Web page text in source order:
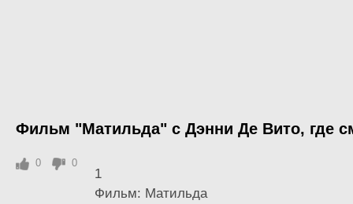
Фильм "Матильда" с Дэнни Де Вито, где
1
Фильм: Матильда
0 0